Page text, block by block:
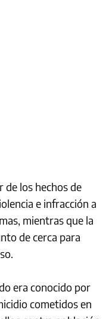
de los hechos de
e infracción a
mientras que la
de cerca para
era conocido por
cometidos en